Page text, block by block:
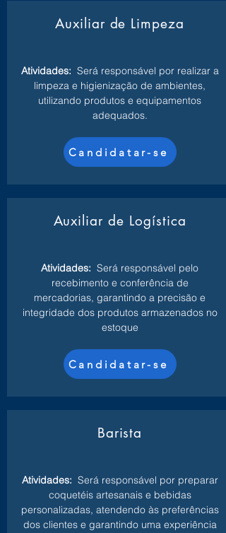
Auxiliar de Limpeza
Atividades: Será responsável por realizar a
limpeza e higienização de ambientes,
utilizando produtos e equipamentos
adequados.
Candidatar-se
Auxiliar de Logística
Atividades: Será responsável pelo
recebimento e conferência de
mercadorias, garantindo a precisão e
integridade dos produtos armazenados no
estoque
Candidatar-se
Barista
Atividades: Será responsável por preparar
coquetéis artesanais e bebidas
personalizadas, atendendo às preferências
dos clientes e garantindo uma experiência